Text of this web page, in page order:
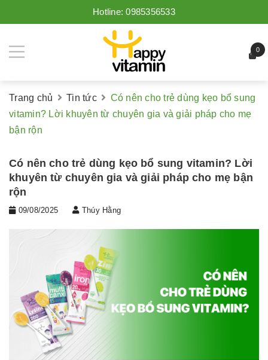
Hotline:0985356533
0
Trang chủ Tin tức
Có nên cho trẻ dùng kẹo bổ sung
vitamin? Lời khuyên từ chuyên gia và giải pháp cho mẹ
bận rộn
Có nên cho trẻ dùng kẹo bổ sung vitamin? Lời
khuyên từ chuyên gia và giải pháp cho mẹ bận
rộn
09/08/2025 Thúy Hằng